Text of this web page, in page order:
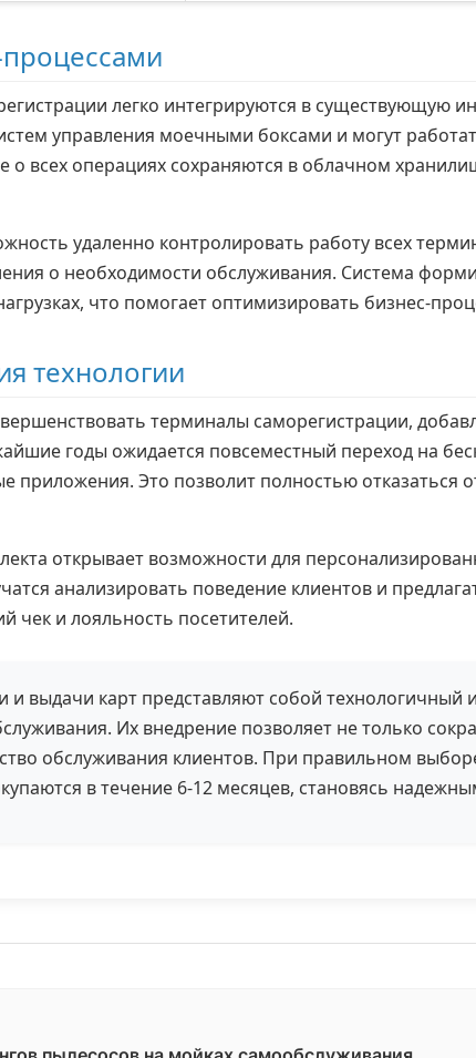
легко интегрируются в существующую
управления моечными боксами и могут
о всех операциях сохраняются в облачном
удаленно контролировать работу всех
о необходимости обслуживания. Система
что помогает оптимизировать бизнес-
технологии
терминалы саморегистрации,
годы ожидается повсеместный переход на
приложения. Это позволит полностью отказаться
открывает возможности для
анализировать поведение клиентов и
чек и лояльность посетителей.
и выдачи карт представляют собой технологичный
Их внедрение позволяет не только
обслуживания клиентов. При правильном
в течение 6-12 месяцев, становясь